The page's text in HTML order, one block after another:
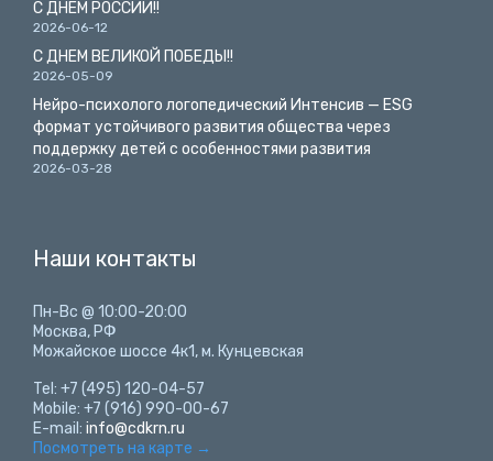
С ДНЕМ РОССИИ!!
2026-06-12
С ДНЕМ ВЕЛИКОЙ ПОБЕДЫ!!
2026-05-09
Нейро-психолого логопедический Интенсив — ESG
формат устойчивого развития общества через
поддержку детей с особенностями развития
2026-03-28
Наши контакты
Пн-Вс @ 10:00-20:00
Москва, РФ
Можайское шоссе 4к1, м. Кунцевская
Tel: +7 (495) 120-04-57
Mobile: +7 (916) 990-00-67
E-mail: info@cdkrn.ru
Посмотреть на карте →